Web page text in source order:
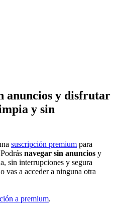
anuncios y disfrutar
y sin
suscripción premium para
navegar sin anuncios y
sin interrupciones y segura
vas a acceder a ninguna otra
a premium.